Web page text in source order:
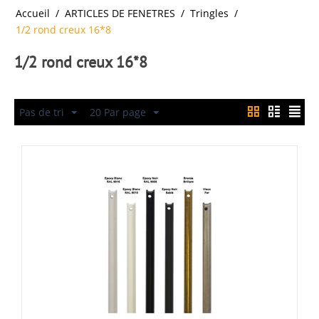
Accueil / ARTICLES DE FENETRES / Tringles /
1/2 rond creux 16*8
1/2 rond creux 16*8
Pas de tri 20 Par page